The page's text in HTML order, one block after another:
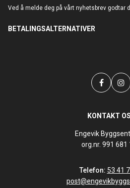
Ved å melde deg på vårt nyhetsbrev godtar
BETALINGSALTERNATIVER
KONTAKT
Engevik
org.nr. 991 681
Telefon: 53 41